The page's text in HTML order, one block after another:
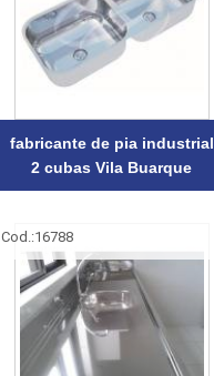
fabricante de pia industrial
2 cubas Vila Buarque
Cod.:16788